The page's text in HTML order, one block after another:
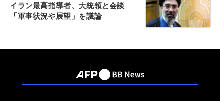
イラン最高指導者、大統領と会談
「軍事状況や展望」を議論